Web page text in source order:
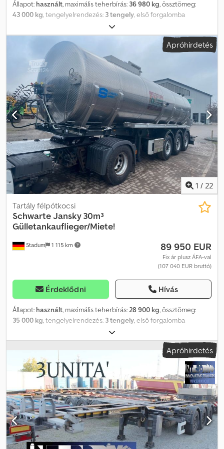
Állapot: használt, maximális teherbírás: 36 980 kg, össztömeg:
43 000 kg, tengelyelrendezés: 3 tengely, első forgalomba
, teljes szélesség:
* Megbízható alváz minden ISO konténertípushoz (20 lábtól 45
lábig) Dcjdpfx Astvchxsf Ask * Standard tartálypozíció és
csereszekrények * Nagyon egyszerű és könnyű kezelés az 'Easy
select system'-nek köszönhetően. A sofőrnek csak egyszer kell
kiszállnia a teherautóból. * Kopásmentes csúsztatórendszer * 3 x
9 t tengelyterhelés * 5,3 t saját tömeg * Első tengely emelhető Az
'Easy select system' segítségével a sofőrnek mindössze egyszer
kell kiszállnia a teherautóból a megfelelő konténerpozíció
beállításához. A beállítás után az alváz egyszerűen, előre- vagy
hátramenettel a vontatóval ki- és betolható. Bérlet nettó 700 €-
tól Azonnal elérhető, több darab raktáron
Apróhirdetés
1 / 22
Stadum 1 115 km
Tartály félpótkocsi
Schwarte Jansky 30m³
Gülletankauflieger/Miete!
89 950 EUR
Fix ár plusz ÁFA-val
(107 040 EUR bruttó)
Érdeklődni Hívás
Állapot: használt, maximális teherbírás:28 900 kg, össztömeg:
35 000 kg, tengelyelrendezés: 3 tengely, első forgalomba
, következő vizsga (TÜV):
térfogata:30 m³, Gyártási év:2024, Felszereltség:ABS, ELADÓ,
BÉRELHETŐ ÉS BÉRLÉSI VÉTELI OPCIÓVAL IS ELÉRHETŐ!!
Schwarte Jansky 30m³ V2A hígtrágya-tartálykocsi / utánfutó-
kormányzás / Börger szivattyú ---- * Gyártó: Schwarte Jansky *
Típus: Agrarliner * Első forgalomba helyezés: 2024.02.16. * Szín:
felépítmény V2A natúr, alváz MB 7350 Novaszürke * Térfogat: 30 m³
/ Ø 2,10 m / 1 kamra * Saját tömeg a forgalmi engedély szerint: 6.100
kg * Megengedett össztömeg: 35.000 kg Djdpfx Asuyxhxef Ajck *
Hasznos teherbírás: 28.900 kg * Tengelyek: 3x SAF tengely / 1.
tengely emelhető + elindulási rásegítő / utánfutó-kormányzás *
Gumiabroncsok: 385/65 R22,5 / tárcsafék * Felfüggesztés:
Apróhirdetés